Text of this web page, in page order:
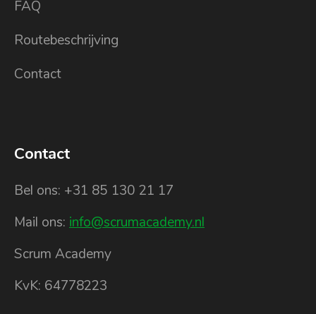
FAQ
Routebeschrijving
Contact
Contact
Bel ons: +31 85 130 21 17
Mail ons: info@scrumacademy.nl
Scrum Academy
KvK: 64778223